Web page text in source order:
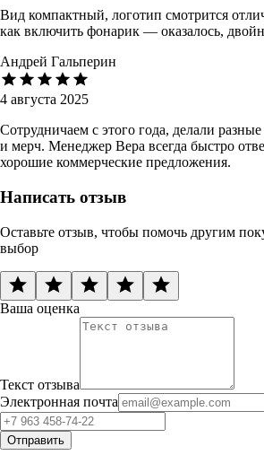
Вид компактный, логотип смотрится
как включить фонарик — оказалось,
Андрей Гальперин
4 августа 2025
Сотрудничаем с этого года, делали
и мерч. Менеджер Вера всегда быстро
хорошие коммерческие предложения.
Написать отзыв
Оставьте отзыв, чтобы помочь другим
выбор
Ваша оценка
Текст отзыва
Электронная почта
Отправить